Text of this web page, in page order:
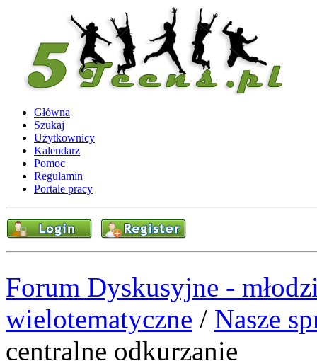
Główna
Szukaj
Użytkownicy
Kalendarz
Pomoc
Regulamin
Portale pracy
Forum Dyskusyjne -
wielotematyczne / Nasze
centralne odkurzanie